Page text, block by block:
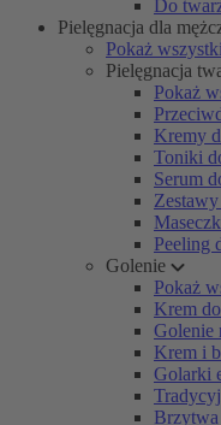
Do
Pielęgnacja dla
Pokaż
Pielęgnacja
Pokaż
Kremy
Toniki
Serum
Peeling
Golenie
Pokaż
Krem
Golenie
Krem i
Golarki
Brzytwa